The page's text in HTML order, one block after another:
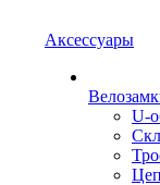
Аксессуары
U-